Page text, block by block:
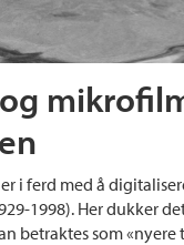
i ferd med å
1998). Her dukker
betraktes som «nyere